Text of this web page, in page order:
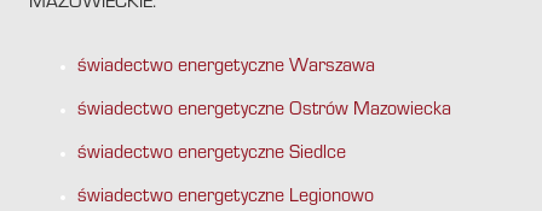
MAZOWIECKIE:
świadectwo energetyczne Warszawa
świadectwo energetyczne Ostrów Mazowiecka
świadectwo energetyczne Siedlce
świadectwo energetyczne Legionowo